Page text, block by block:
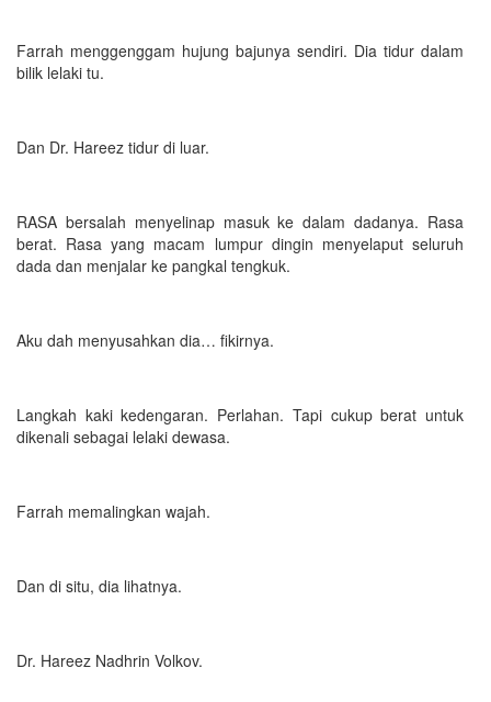
Farrah menggenggam hujung bajunya sendiri. Dia tidur dalam
bilik lelaki tu.
Dan Dr. Hareez tidur di luar.
RASA bersalah menyelinap masuk ke dalam dadanya. Rasa
berat. Rasa yang macam lumpur dingin menyelaput seluruh
dada dan menjalar ke pangkal tengkuk.
Aku dah menyusahkan dia… fikirnya.
Langkah kaki kedengaran. Perlahan. Tapi cukup berat untuk
dikenali sebagai lelaki dewasa.
Farrah memalingkan wajah.
Dan di situ, dia lihatnya.
Dr. Hareez Nadhrin Volkov.